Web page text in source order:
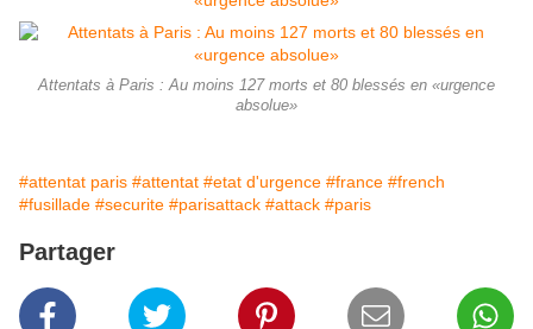
Attentats à Paris : Au moins 127 morts et 80 blessés en «urgence
absolue»
#attentat paris #attentat #etat d'urgence #france #french
#fusillade #securite #parisattack #attack #paris
Partager